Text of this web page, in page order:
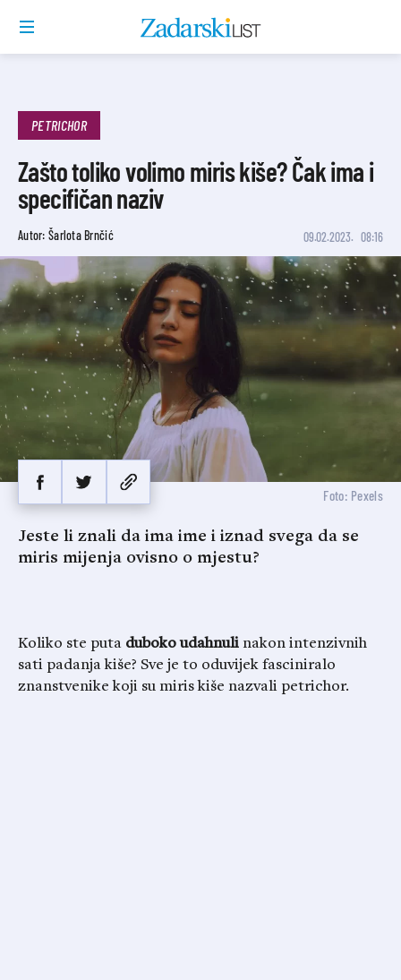
PETRICHOR
Zašto toliko volimo miris kiše? Čak ima i
specifičan naziv
Autor: Šarlota Brnčić 09.02.2023. 08:16
Foto: Pexels
Jeste li znali da ima ime i iznad svega da se
miris mijenja ovisno o mjestu?
Koliko ste puta duboko udahnuli nakon intenzivnih
sati padanja kiše? Sve je to oduvijek fasciniralo
znanstvenike koji su miris kiše nazvali petrichor.